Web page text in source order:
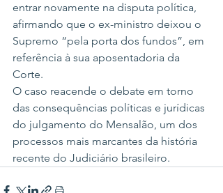
entrar novamente na disputa política,
afirmando que o ex-ministro deixou o
Supremo “pela porta dos fundos”, em
referência à sua aposentadoria da
Corte.
O caso reacende o debate em torno
das consequências políticas e jurídicas
do julgamento do Mensalão, um dos
processos mais marcantes da história
recente do Judiciário brasileiro.